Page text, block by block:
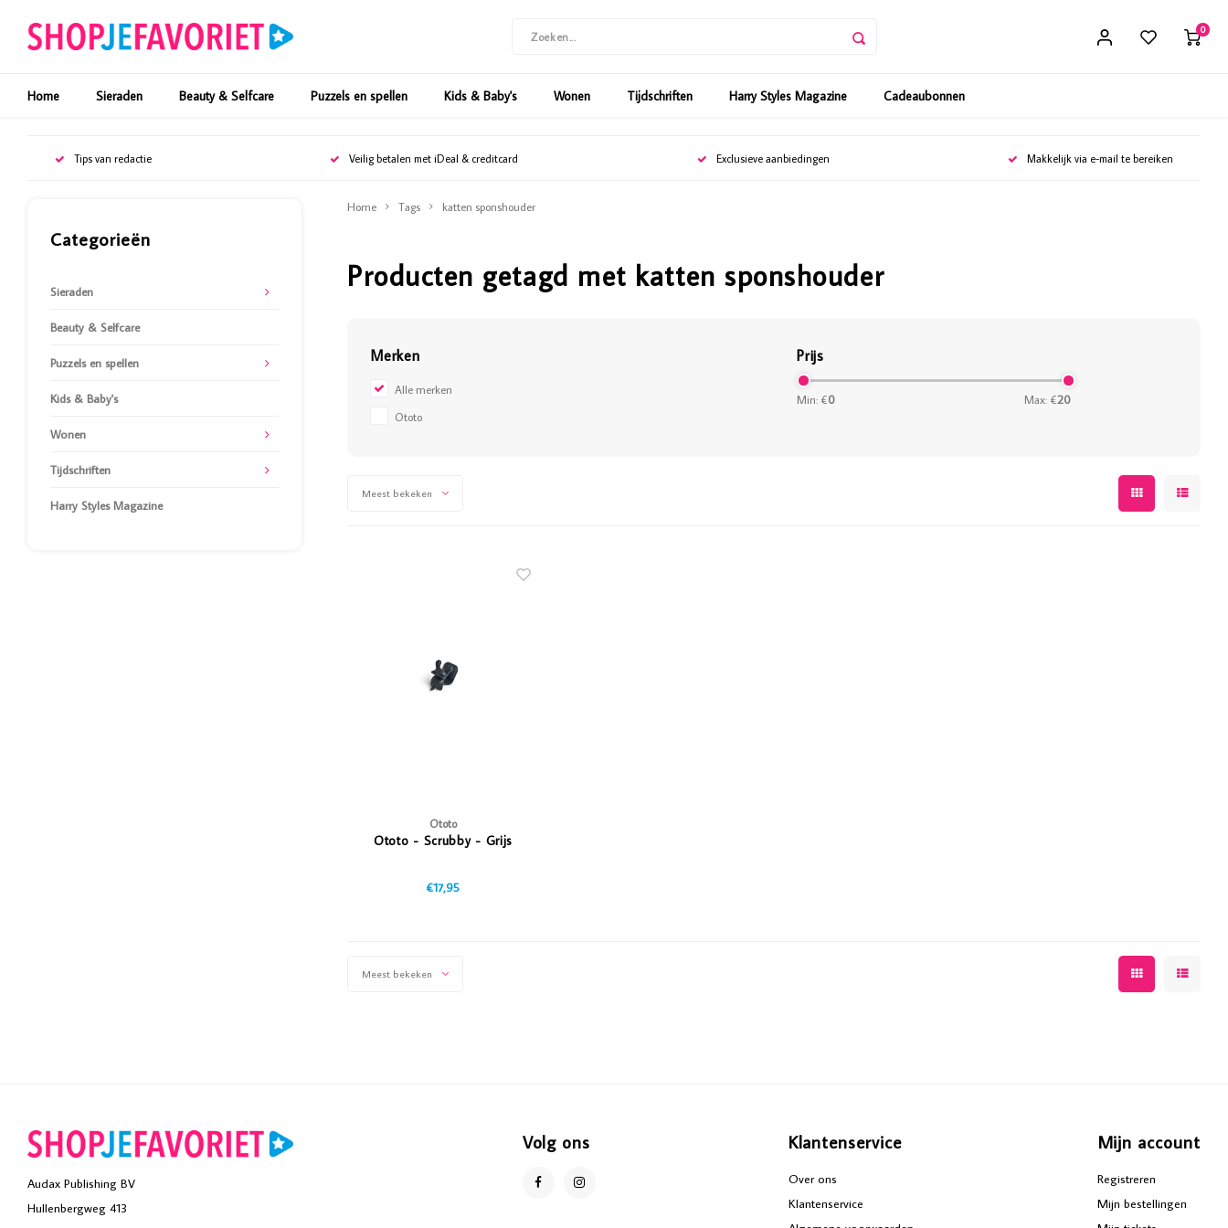
0
Home Sieraden Beauty & Selfcare Puzzels en spellen Kids & Baby's Wonen Tijdschriften Harry Styles Magazine Cadeaubonnen
Tips van redactie Veilig betalen met iDeal & creditcard Exclusieve aanbiedingen Makkelijk via e-mail te bereiken
Categorieën
Sieraden
Beauty & Selfcare
Puzzels en spellen
Kids & Baby's
Wonen
Tijdschriften
Harry Styles Magazine
Home Tags katten sponshouder
Producten getagd met katten sponshouder
Merken
Alle merken
Ototo
Prijs
Min: €0 Max: €20
Meest bekeken
Ototo
Ototo - Scrubby - Grijs
€17,95
Meest bekeken
Audax Publishing BV
Hullenbergweg 413
Volg ons Klantenservice
Over ons
Klantenservice
Mijn account
Registreren
Mijn bestellingen